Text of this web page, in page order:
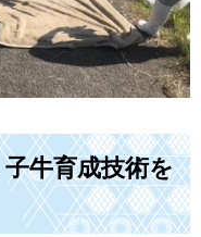
牛育成技術を